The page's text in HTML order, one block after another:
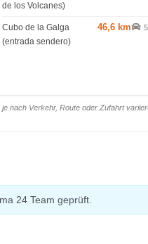
de los Volcanes)
Cubo de la Galga
(entrada sendero)
46,6 km
nach Verkehr, Route oder Zufahrt
24 Team geprüft.